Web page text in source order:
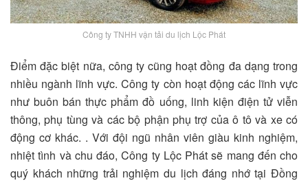
Công ty TNHH vận tải du lịch Lộc Phát
Điểm đặc biệt nữa, công ty cũng hoạt đồng đa dạng trong
nhiều ngành lĩnh vực. Công ty còn hoạt động các lĩnh vực
như buôn bán thực phẩm đồ uống, linh kiện điện tử viễn
thông, phụ tùng và các bộ phận phụ trợ của ô tô và xe có
động cơ khác. . Với đội ngũ nhân viên giàu kinh nghiệm,
nhiệt tình và chu đáo, Công ty Lộc Phát sẽ mang đến cho
quý khách những trải nghiệm du lịch đáng nhớ tại Đồng